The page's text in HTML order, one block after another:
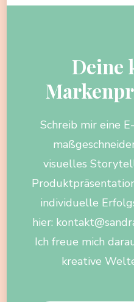
Deine
Schreib mir eine
visuelles
individuelle
hier:
Ich freue mich
kreative